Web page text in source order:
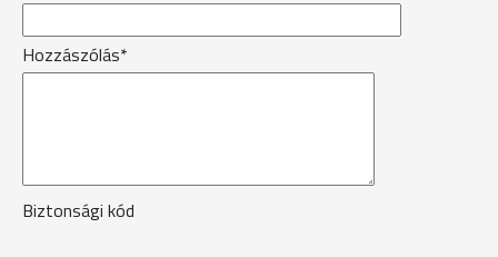
Hozzászólás*
Biztonsági kód